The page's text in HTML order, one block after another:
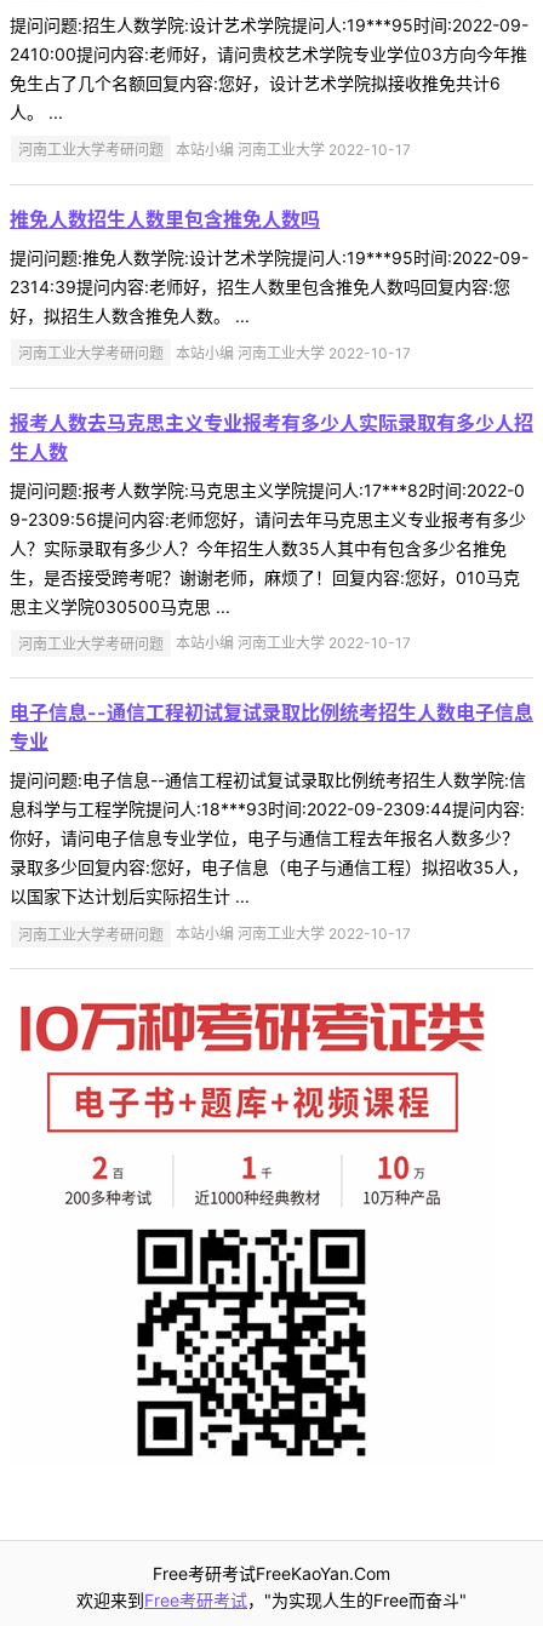
提问问题:招生人数学院:设计艺术学院提问人:19***95时间:2022-09-
2410:00提问内容:老师好，请问贵校艺术学院专业学位03方向今年推
免生占了几个名额回复内容:您好，设计艺术学院拟接收推免共计6
人。 ...
河南工业大学考研问题 本站小编 河南工业大学 2022-10-17
推免人数招生人数里包含推免人数吗
提问问题:推免人数学院:设计艺术学院提问人:19***95时间:2022-09-
2314:39提问内容:老师好，招生人数里包含推免人数吗回复内容:您
好，拟招生人数含推免人数。 ...
河南工业大学考研问题 本站小编 河南工业大学 2022-10-17
报考人数去马克思主义专业报考有多少人实际录取有多少人招
生人数
提问问题:报考人数学院:马克思主义学院提问人:17***82时间:2022-0
9-2309:56提问内容:老师您好，请问去年马克思主义专业报考有多少
人？实际录取有多少人？今年招生人数35人其中有包含多少名推免
生，是否接受跨考呢？谢谢老师，麻烦了！回复内容:您好，010马克
思主义学院030500马克思 ...
河南工业大学考研问题 本站小编 河南工业大学 2022-10-17
电子信息--通信工程初试复试录取比例统考招生人数电子信息
专业
提问问题:电子信息--通信工程初试复试录取比例统考招生人数学院:信
息科学与工程学院提问人:18***93时间:2022-09-2309:44提问内容:
你好，请问电子信息专业学位，电子与通信工程去年报名人数多少？
录取多少回复内容:您好，电子信息（电子与通信工程）拟招收35人，
以国家下达计划后实际招生计 ...
河南工业大学考研问题 本站小编 河南工业大学 2022-10-17
Free考研考试FreeKaoYan.Com
欢迎来到Free考研考试，"为实现人生的Free而奋斗"